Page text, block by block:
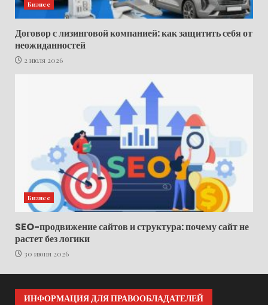
Бизнес
Договор с лизинговой компанией: как защитить себя от
неожиданностей
2 июля 2026
Бизнес
SEO-продвижение сайтов и структура: почему сайт не
растет без логики
30 июня 2026
ИНФОРМАЦИЯ ДЛЯ ПРАВООБЛАДАТЕЛЕЙ